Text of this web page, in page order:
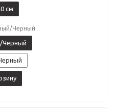
см
Черный
Черный